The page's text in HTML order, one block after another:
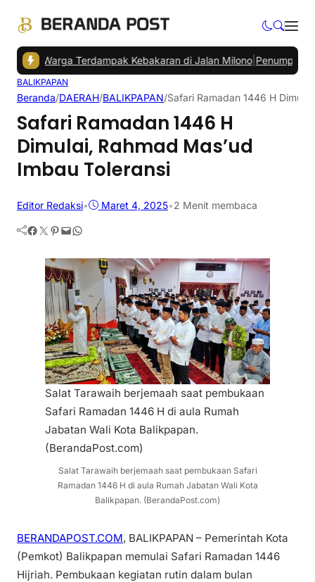
Warga Terdampak Kebakaran di Jalan Milono |Penumpang
BALIKPAPAN
Beranda/DAERAH/BALIKPAPAN/Safari Ramadan 1446 H
Safari Ramadan 1446 H
Dimulai, Rahmad Mas’ud
Imbau Toleransi
Editor Redaksi• Maret 4, 2025•2 Menit membaca
Facebook Twitter Pinterest Mail WhatsApp
Salat Tarawaih berjemaah saat pembukaan
Safari Ramadan 1446 H di aula Rumah
Jabatan Wali Kota Balikpapan.
(BerandaPost.com)
Salat Tarawaih berjemaah saat pembukaan Safari
Ramadan 1446 H di aula Rumah Jabatan Wali Kota
Balikpapan. (BerandaPost.com)
BERANDAPOST.COM, BALIKPAPAN – Pemerintah Kota
(Pemkot) Balikpapan memulai Safari Ramadan 1446
Hijriah. Pembukaan kegiatan rutin dalam bulan